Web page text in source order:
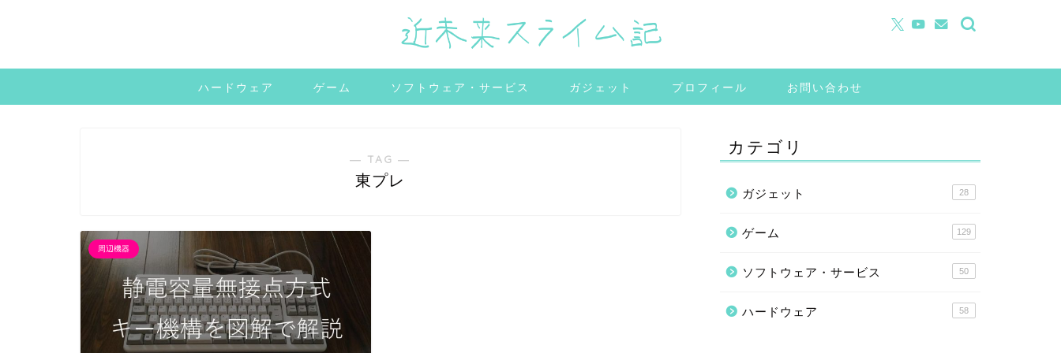
ハードウェア ゲーム ソフトウェア・サービス ガジェット プロフィール お問い合わせ
― TAG ―
東プレ
周辺機器
カテゴリ
ガジェット 28
ゲーム 129
ソフトウェア・サービス 50
ハードウェア 58